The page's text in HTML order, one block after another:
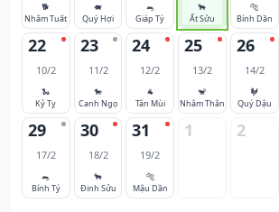
🐕
Nhâm Tuất
🐖
Quý Hợi
🐀
Giáp Tý
🐂
Ất Sửu
🐅
Bính Dần
22
10/2
🐍
Kỷ Tỵ
23
11/2
🐎
Canh Ngọ
24
12/2
🐐
Tân Mùi
25
13/2
🐒
Nhâm Thân
26
14/2
🐓
Quý Dậu
29
17/2
🐀
Bính Tý
30
18/2
🐂
Đinh Sửu
31
19/2
🐅
Mậu Dần
1 2